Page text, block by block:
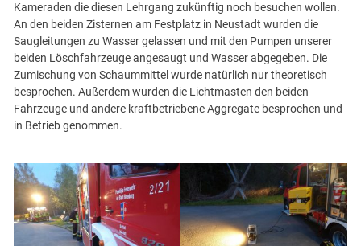
Kameraden die diesen Lehrgang zukünftig noch besuchen wollen.
An den beiden Zisternen am Festplatz in Neustadt wurden die
Saugleitungen zu Wasser gelassen und mit den Pumpen unserer
beiden Löschfahrzeuge angesaugt und Wasser abgegeben. Die
Zumischung von Schaummittel wurde natürlich nur theoretisch
besprochen. Außerdem wurden die Lichtmasten den beiden
Fahrzeuge und andere kraftbetriebene Aggregate besprochen und
in Betrieb genommen.